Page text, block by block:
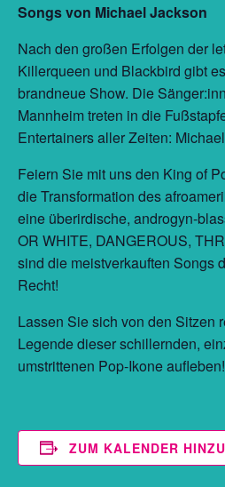
Songs von Michael Jackson
Nach den großen Erfolgen der
Killerqueen und Blackbird gibt
brandneue Show. Die
Mannheim treten in die
Entertainers aller Zeiten:
Feiern Sie mit uns den King of
die Transformation des
eine überirdische, androgyn-
OR WHITE, DANGEROUS,
sind die meistverkauften Songs
Recht!
Lassen Sie sich von den Sitzen
Legende dieser schillernden,
umstrittenen Pop-Ikone aufleben!
ZUM KALENDER